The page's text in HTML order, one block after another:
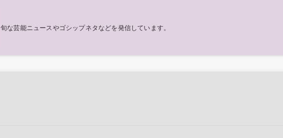
旬な芸能ニュースやゴシップネタなどを発信しています。